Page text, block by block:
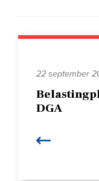
22 september
DGA